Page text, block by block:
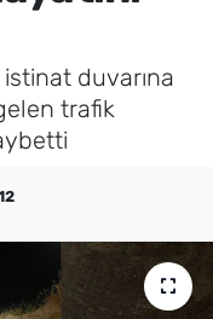
duvarına
trafik